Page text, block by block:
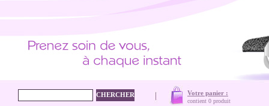
Votre panier :
contient 0 produit